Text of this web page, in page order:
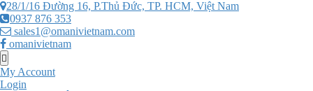
Skip
to
content
28/1/16 Đường 16, P.Thủ Đức, TP. HCM, Việt Nam
0937 876 353
sales1@omanivietnam.com
omanivietnam
Topbar
Menu
My Account
Login